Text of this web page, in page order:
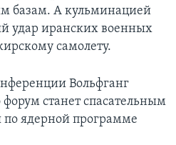
базам. А кульминацией
удар иранских военных
самолету.
Вольфганг
станет спасательным
по ядерной программе